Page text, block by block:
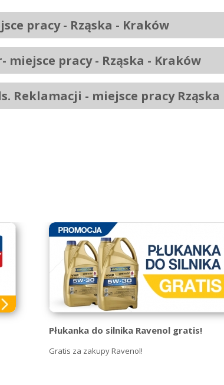
pracy - Rząska - Kraków
miejsce pracy - Rząska - Kraków
Reklamacji - miejsce pracy Rząska
Płukanka do silnika Ravenol gratis!
Gratis za zakupy Ravenol!